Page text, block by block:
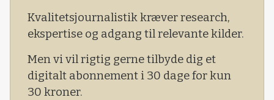
umulighed.
Kvalitetsjournalistik kræver research,
ekspertise og adgang til relevante kilder.
Men vi vil rigtig gerne tilbyde dig et
digitalt abonnement i 30 dage for kun
30 kroner.